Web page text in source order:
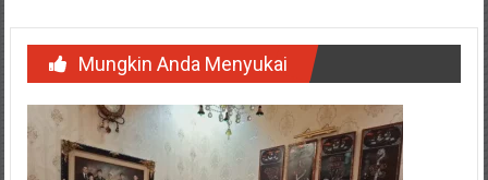
Mungkin Anda Menyukai